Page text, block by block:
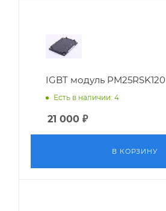
IGBT модуль PM25RSK120
Есть в наличии: 4
21 000 ₽
В КОРЗИНУ